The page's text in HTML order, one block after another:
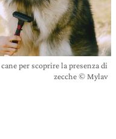
per scoprire la presenza di
zecche © Mylav